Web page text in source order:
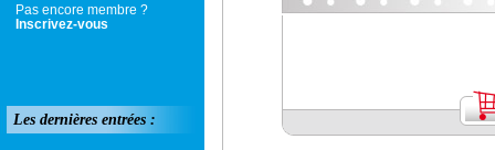
Pas encore membre ?
Inscrivez-vous
Les dernières entrées :